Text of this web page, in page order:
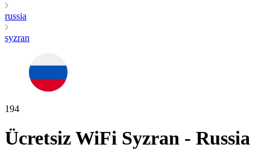
russia
syzran
194
Ücretsiz WiFi Syzran - Russia